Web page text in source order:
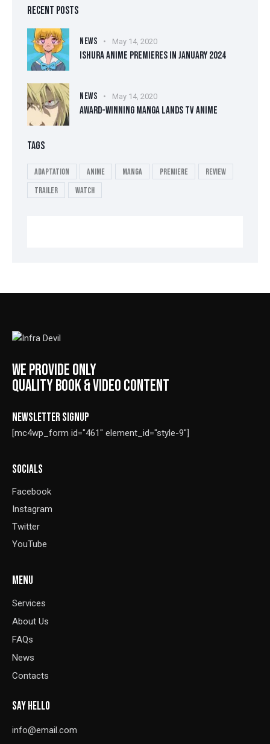
RECENT POSTS
NEWS May 14, 2020
ISHURA ANIME PREMIERES IN JANUARY 2024
NEWS May 14, 2020
AWARD-WINNING MANGA LANDS TV ANIME
TAGS
Adaptation Anime Manga Premiere
Review
Trailer
Watch
WE PROVIDE ONLY
QUALITY BOOK & VIDEO CONTENT
NEWSLETTER SIGNUP
[mc4wp_form id="461" element_id="style-9"]
SOCIALS
Facebook
Instagram
Twitter
YouTube
MENU
Services
About Us
FAQs
News
Contacts
SAY HELLO
info@email.com